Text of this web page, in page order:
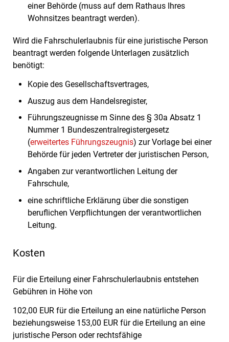
einer Behörde (muss auf dem Rathaus Ihres
Wohnsitzes beantragt werden).
Wird die Fahrschulerlaubnis für eine juristische Person
beantragt werden folgende Unterlagen zusätzlich
benötigt:
Kopie des Gesellschaftsvertrages,
Auszug aus dem Handelsregister,
Führungszeugnisse m Sinne des § 30a Absatz 1
Nummer 1 Bundeszentralregistergesetz
(erweitertes Führungszeugnis) zur Vorlage bei einer
Behördefür jeden Vertreter der juristischen Person,
Angaben zur verantwortlichen Leitung der
Fahrschule,
eine schriftliche Erklärung über die sonstigen
beruflichen Verpflichtungen der verantwortlichen
Leitung.
Kosten
Für die Erteilung einer Fahrschulerlaubnis entstehen
Gebühren in Höhe von
102,00 EUR für die Erteilung an eine natürliche Person
beziehungsweise 153,00 EUR für die Erteilung an eine
juristische Person oder rechtsfähige